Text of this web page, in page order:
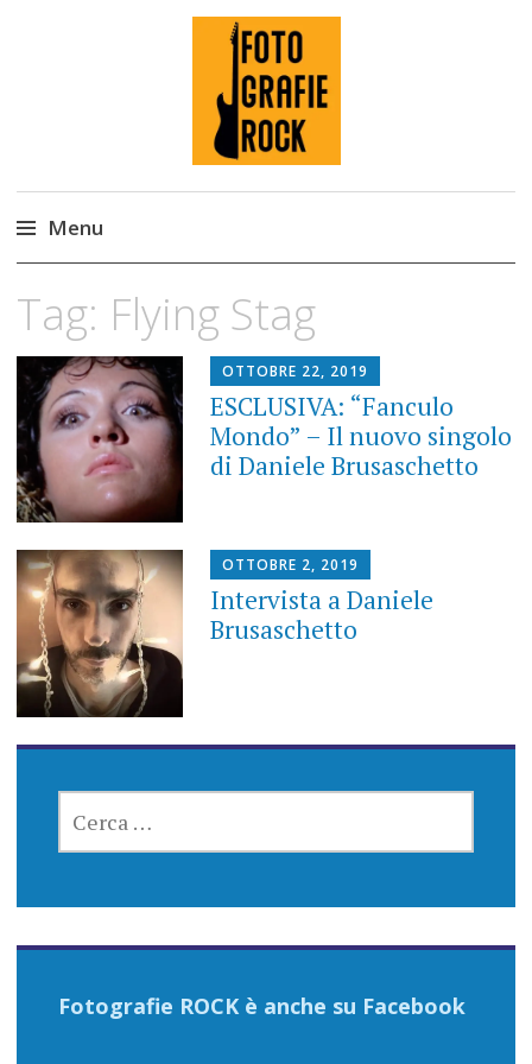
Fotografie ROCK
Menu
content
Tag: Flying Stag
OTTOBRE 22, 2019
ESCLUSIVA: “Fanculo
Mondo” – Il nuovo singolo
di Daniele Brusaschetto
OTTOBRE 2, 2019
Intervista a Daniele
Brusaschetto
PER:
Fotografie ROCK è anche su Facebook